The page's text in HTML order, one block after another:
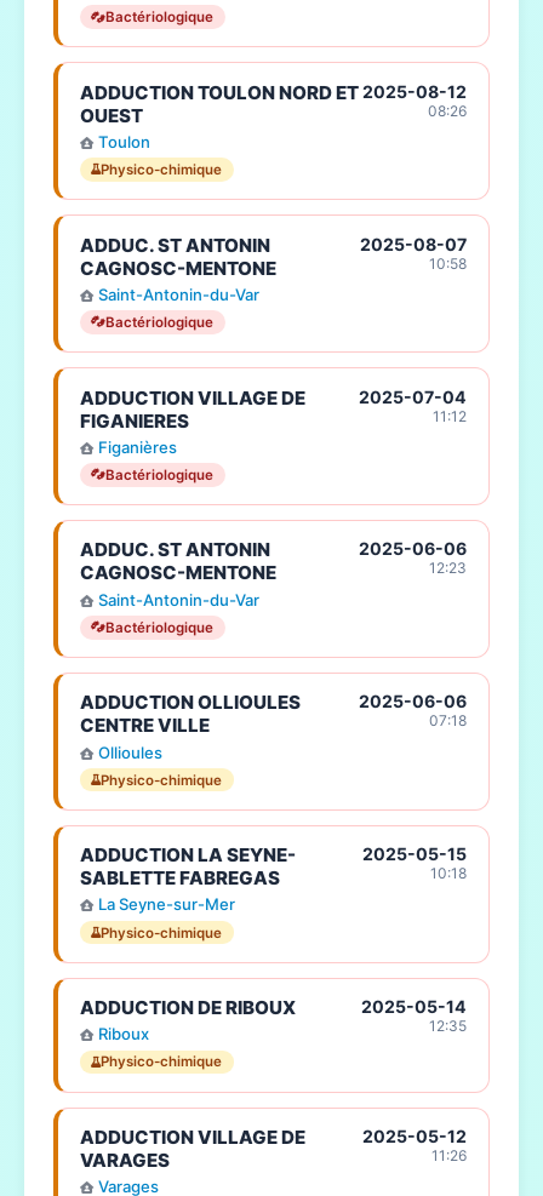
Bactériologique
ADDUCTION TOULON NORD ET
OUEST
Toulon
Physico-chimique
2025-08-12
08:26
ADDUC. ST ANTONIN
CAGNOSC-MENTONE
Saint-Antonin-du-Var
Bactériologique
2025-08-07
10:58
ADDUCTION VILLAGE DE
FIGANIERES
Figanières
Bactériologique
2025-07-04
11:12
ADDUC. ST ANTONIN
CAGNOSC-MENTONE
Saint-Antonin-du-Var
Bactériologique
2025-06-06
12:23
ADDUCTION OLLIOULES
CENTRE VILLE
Ollioules
Physico-chimique
2025-06-06
07:18
ADDUCTION LA SEYNE-
SABLETTE FABREGAS
La Seyne-sur-Mer
Physico-chimique
2025-05-15
10:18
ADDUCTION DE RIBOUX
Riboux
Physico-chimique
2025-05-14
12:35
ADDUCTION VILLAGE DE
VARAGES
Varages
2025-05-12
11:26